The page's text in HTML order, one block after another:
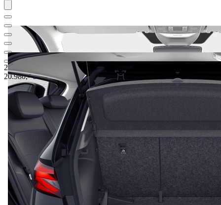
23.013,75 €
Listenneupreis
20.980,-‍ €3